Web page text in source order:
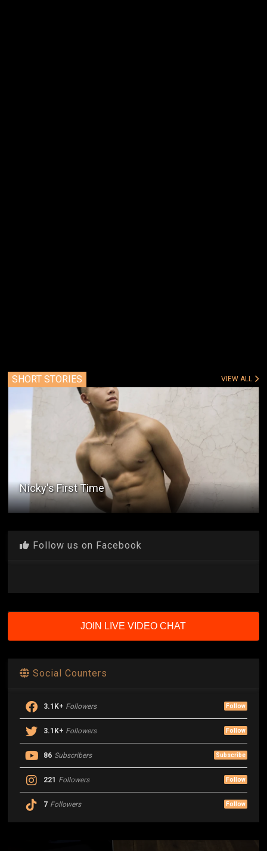
SHORT STORIES VIEW ALL
Nicky's First Time
Follow us on Facebook
JOIN LIVE VIDEO CHAT
Social Counters
3.1K+ Followers Follow
3.1K+ Followers Follow
86 Subscribers Subscribe
221 Followers Follow
7 Followers Follow